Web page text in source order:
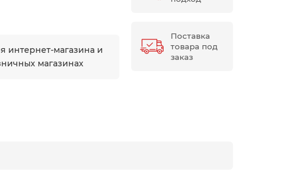
интернет-магазина и
магазинах
Поставка
товара под
заказ